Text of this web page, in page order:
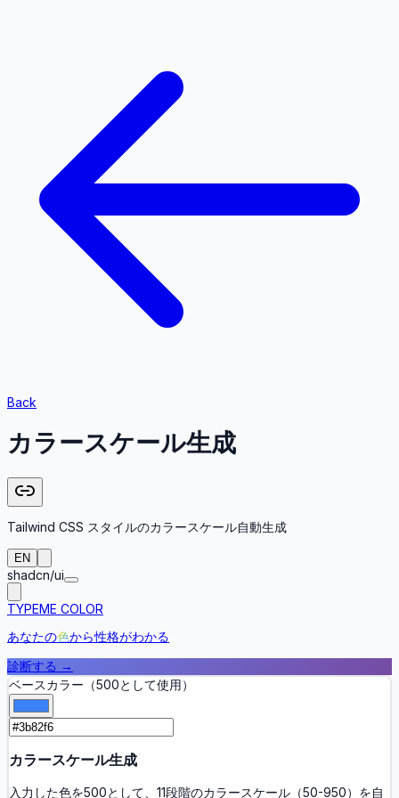
Back
カラースケール生成
Tailwind CSS スタイルのカラースケール自動生成
EN
shadcn/ui
TYPEME COLOR
あなたの色から性格がわかる
診断する →
ベースカラー（500として使用）
カラースケール生成
入力した色を500として、11段階のカラースケール（50-950）を自